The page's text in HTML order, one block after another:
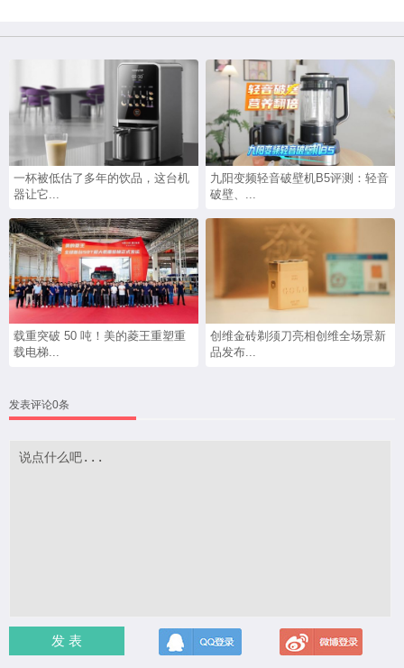
一杯被低估了多年的饮品，这台机
器让它...
九阳变频轻音破壁机B5评测：轻音
破壁、...
载重突破 50 吨！美的菱王重塑重
载电梯...
创维金砖剃须刀亮相创维全场景新
品发布...
发表评论0条
发 表